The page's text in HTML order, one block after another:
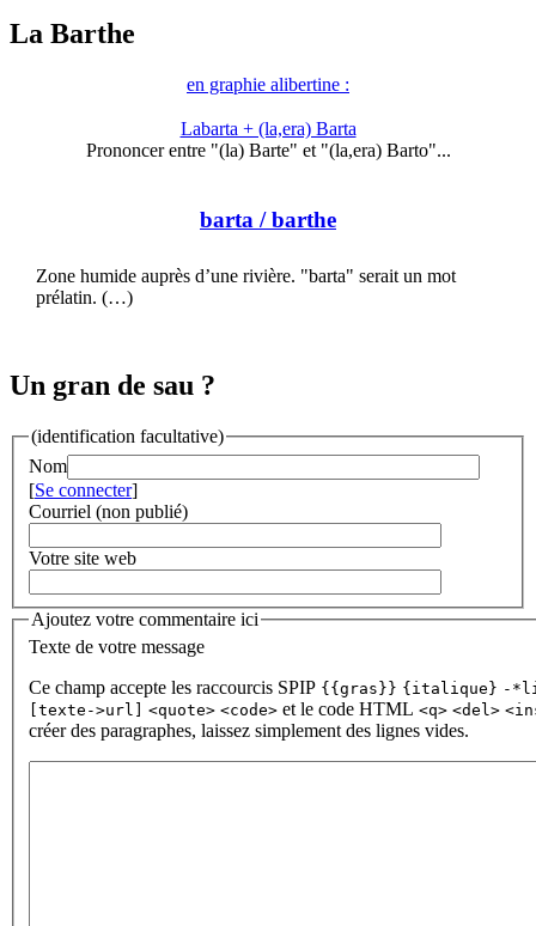
La Barthe
en graphie alibertine :
Labarta + (la,era) Barta
Prononcer entre "(la) Barte" et "(la,era) Barto"...
barta / barthe
Zone humide auprès d’une rivière. "barta" serait un mot
prélatin. (…)
Un gran de sau ?
(identification facultative)
Nom
[Se connecter]
Courriel (non publié)
Votre site web
Ajoutez votre commentaire ici
Texte de votre message
Ce champ accepte les raccourcis SPIP {{gras}} {italique} -
[texte->url]
<quote> <code> et le code HTML <q> <del>
créer des paragraphes, laissez simplement des lignes vides.